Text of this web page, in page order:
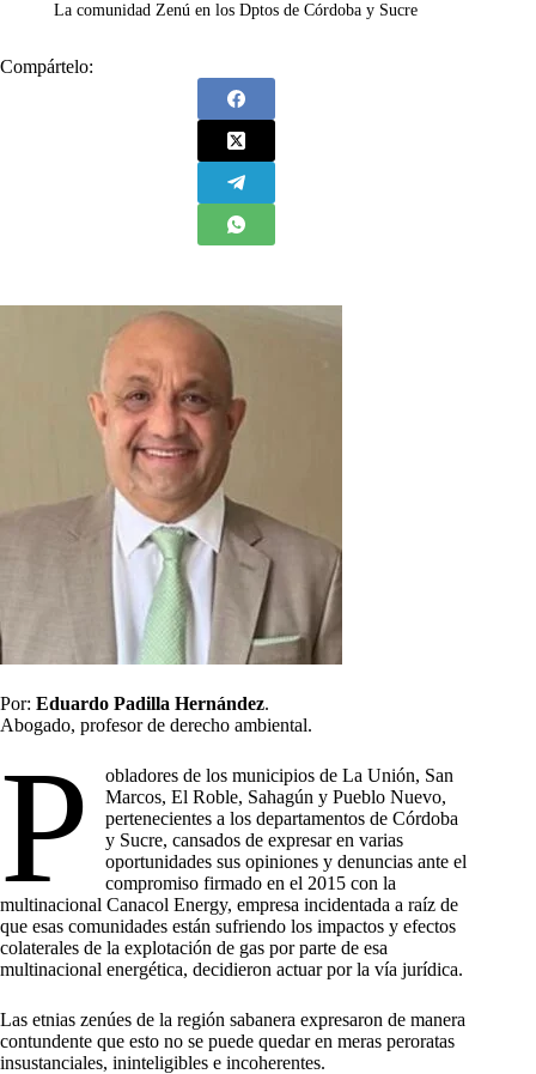
La comunidad Zenú en los Dptos de Córdoba y Sucre
Compártelo:
Por: Eduardo Padilla Hernández.
Abogado, profesor de derecho ambiental.
P
obladores de los municipios de La Unión, San
Marcos, El Roble, Sahagún y Pueblo Nuevo,
pertenecientes a los departamentos de Córdoba
y Sucre, cansados de expresar en varias
oportunidades sus opiniones y denuncias ante el
compromiso firmado en el 2015 con la
multinacional Canacol Energy, empresa incidentada a raíz de
que esas comunidades están sufriendo los impactos y efectos
colaterales de la explotación de gas por parte de esa
multinacional energética, decidieron actuar por la vía jurídica.
Las etnias zenúes de la región sabanera expresaron de manera
contundente que esto no se puede quedar en meras peroratas
insustanciales, ininteligibles e incoherentes.